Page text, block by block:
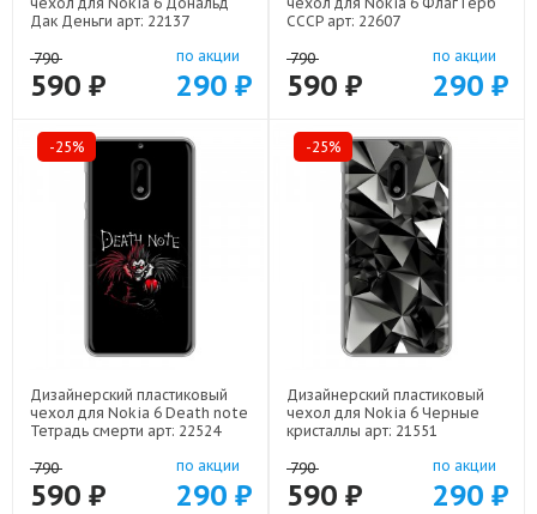
Дак Деньги арт: 22137
790
590 ₽
по акции
290 ₽
СССР арт: 22607
790
590 ₽
по акции
290 ₽
-25%
Дизайнерский пластиковый
чехол для Nokia 6 Death note
Тетрадь смерти арт: 22524
790
590 ₽
по акции
290 ₽
-25%
Дизайнерский пластиковый
чехол для Nokia 6 Черные
кристаллы арт: 21551
790
590 ₽
по акции
290 ₽